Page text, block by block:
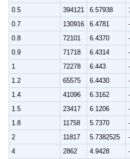
0.5
394121 6.57938
0.7
130916 6.4781
0.8
72101 6.4370
0.9
71718 6.4314
1
72278 6.443
1.2
65575 6.4430
1.4
41096 6.3162
1.5
23417 6.1206
1.8
11758 5.7370
2
11817 5.7382525
4
2862 4.9428